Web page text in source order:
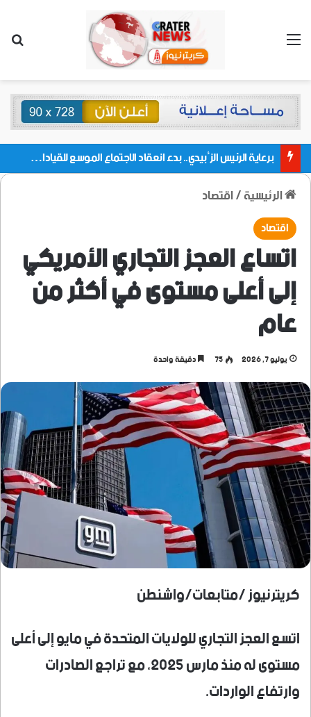
القائمة
برعاية الرئيس الزُبيدي.. بدء انعقاد الاجتماع الموسع للقيادات المحلية بالعاصمة ولمديريات وكتل مجلس العموم ومنسقيات الجامعة بالعاصمة عدن
الرئيسية/اقتصاد
اقتصاد
اتساع العجز التجاري الأمريكي
إلى أعلى مستوى في أكثر من
عام
يوليو 7, 2026 75 دقيقة واحدة
كريترنيوز /متابعات/واشنطن
اتسع العجز التجاري للولايات المتحدة في مايو إلى أعلى
مستوى له منذ مارس 2025، مع تراجع الصادرات
وارتفاع الواردات.